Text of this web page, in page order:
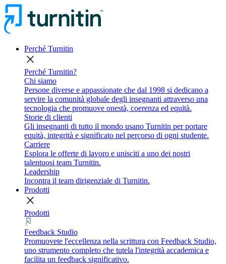
Perché Turnitin
close
Perché Turnitin?
Chi siamo
Persone diverse e appassionate che dal 1998 si dedicano a
servire la comunità globale degli insegnanti attraverso una
tecnologia che promuove onestà, coerenza ed equità.
Storie di clienti
Gli insegnanti di tutto il mondo usano Turnitin per portare
equità, integrità e significato nel percorso di ogni studente.
Carriere
Esplora le offerte di lavoro e unisciti a uno dei nostri
talentuosi team Turnitin.
Leadership
Incontra il team dirigenziale di Turnitin.
Prodotti
close
Prodotti
Feedback Studio
Promuovete l'eccellenza nella scrittura con Feedback Studio,
uno strumento completo che tutela l'integrità accademica e
facilita un feedback significativo.